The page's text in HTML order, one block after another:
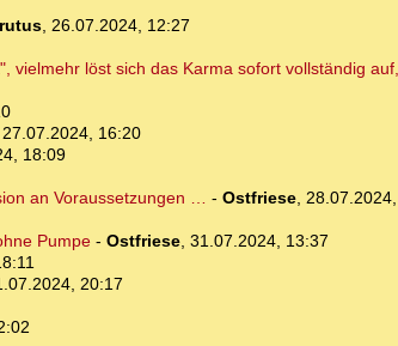
, 26.07.2024, 12:27
löst sich das Karma sofort vollständig
27.07.2024, 16:20
18:09
an Voraussetzungen … - Ostfriese,
Pumpe- Ostfriese, 31.07.2024, 13:37
20:17